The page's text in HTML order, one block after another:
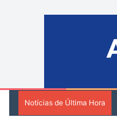
Notícias de Última Hora